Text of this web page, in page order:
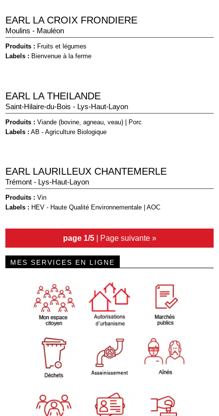
EARL LA CROIX FRONDIERE
Moulins - Mauléon
Produits : Fruits et légumes
Labels : Bienvenue à la ferme
EARL LA THEILANDE
Saint-Hilaire-du-Bois - Lys-Haut-Layon
Produits : Viande (bovine, agneau, veau)
Porc
Labels : AB - Agriculture Biologique
EARL LAURILLEUX CHANTEMERLE
Trémont - Lys-Haut-Layon
Produits : Vin
Labels : HEV - Haute Qualité Environnementale |AOC
page 1/5| Page suivante »
MES SERVICES EN LIGNE